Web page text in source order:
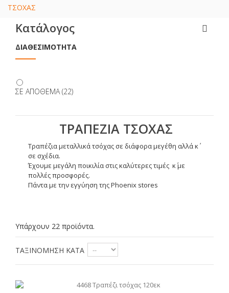
ΤΣΟΧΑΣ
Κατάλογος
ΔΙΑΘΕΣΙΜΌΤΗΤΑ
ΣΕ ΑΠΌΘΕΜΑ (22)
ΤΡΑΠΕΖΙΑ ΤΣΟΧΑΣ
Τραπέζια μεταλλικά τσόχας σε διάφορα μεγέθη αλλά κ΄
σε σχέδια.
Έχουμε μεγάλη ποικιλία στις καλύτερες τιμές κ΄ με
πολλές προσφορές.
Πάντα με την εγγύηση της Phoenix stores
Υπάρχουν 22 προϊόντα.
ΤΑΞΙΝΌΜΗΣΗ ΚΑΤΆ